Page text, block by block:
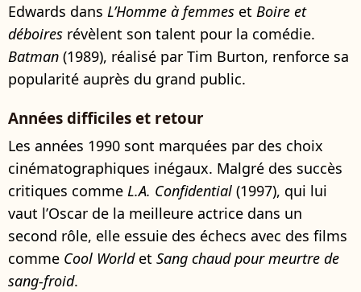
Edwards dans L’Homme à femmes et Boire et
déboires révèlent son talent pour la comédie.
Batman (1989), réalisé par Tim Burton, renforce sa
popularité auprès du grand public.
Années difficiles et retour
Les années 1990 sont marquées par des choix
cinématographiques inégaux. Malgré des succès
critiques comme L.A. Confidential (1997), qui lui
vaut l’Oscar de la meilleure actrice dans un
second rôle, elle essuie des échecs avec des films
comme Cool Worldet Sang chaud pour meurtre de
sang-froid.